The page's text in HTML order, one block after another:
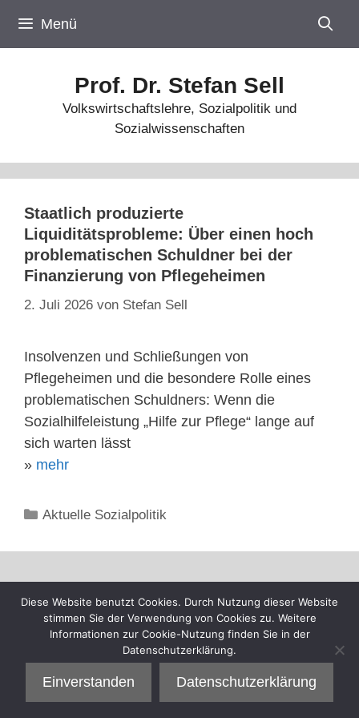
Inhalt
springen
Menü
Prof. Dr. Stefan Sell
Volkswirtschaftslehre, Sozialpolitik und
Sozialwissenschaften
Staatlich produzierte
Liquiditätsprobleme: Über einen hoch
problematischen Schuldner bei der
Finanzierung von Pflegeheimen
2. Juli 2026 von Stefan Sell
Insolvenzen und Schließungen von
Pflegeheimen und die besondere Rolle eines
problematischen Schuldners: Wenn die
Sozialhilfeleistung „Hilfe zur Pflege“ lange auf
sich warten lässt
» mehr
Kategorien
Aktuelle Sozialpolitik
Diese Website benutzt Cookies. Durch Nutzung dieser Website
stimmen Sie der Verwendung von Cookies zu. Weitere
Informationen zur Cookie-Nutzung finden Sie in der
Datenschutzerklärung.
Einverstanden Datenschutzerklärung